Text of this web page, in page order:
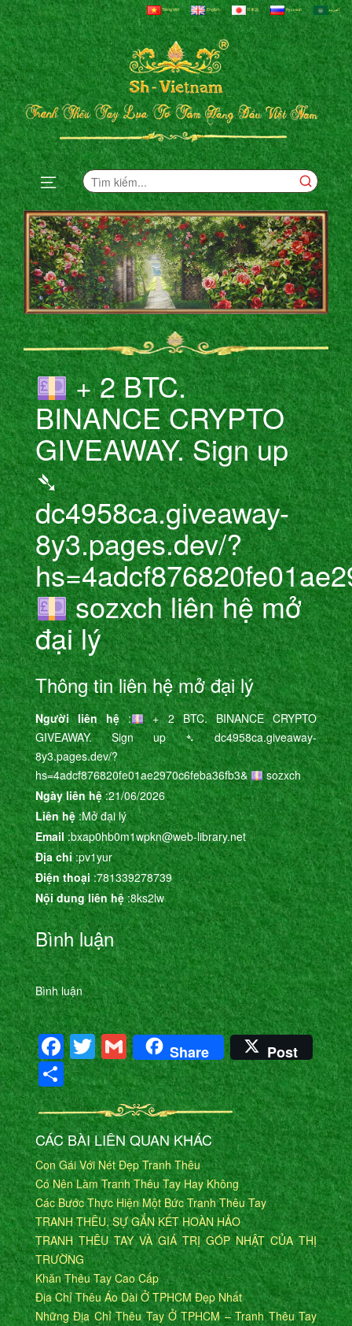
Tiếng Việt English 日本語 Русский العربية
+ 2 BTC.
BINANCE CRYPTO
GIVEAWAY. Sign up
➴
dc4958ca.giveaway-
8y3.pages.dev/?
sozxch liên hệ mở
đại lý
Thông tin liên hệ mở đại lý
Người liên hệ:
+ 2 BTC. BINANCE CRYPTO
GIVEAWAY. Sign up ➴ dc4958ca.giveaway-
8y3.pages.dev/?
hs=4adcf876820fe01ae2970c6feba36fb3&
sozxch
Ngày liên hệ:21/06/2026
Liên hệ:Mở đại lý
Email:bxap0hb0m1wpkn@web-library.net
Địa chỉ:pv1yur
Điện thoại:781339278739
Nội dung liên hệ:8ks2lw
Bình luận
Bình luận
Facebook
Twitter
Gmail
Share Post
Share
CÁC BÀI LIÊN QUAN KHÁC
Con Gái Với Nét Đẹp Tranh Thêu
Có Nên Làm Tranh Thêu Tay Hay Không
Các Bước Thực Hiện Một Bức Tranh Thêu Tay
TRANH THÊU, SỰ GẮN KẾT HOÀN HẢO
TRANH THÊU TAY VÀ GIÁ TRỊ GÓP NHẬT CỦA THỊ
TRƯỜNG
Khăn Thêu Tay Cao Cấp
Địa Chỉ Thêu Áo Dài Ở TPHCM Đẹp Nhất
Những Địa Chỉ Thêu Tay Ở TPHCM – Tranh Thêu Tay